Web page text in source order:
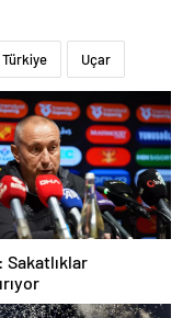
Türkiye Uçar